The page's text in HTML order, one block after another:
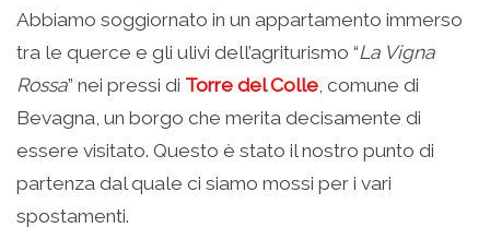
Abbiamo soggiornato in un appartamento immerso
tra le querce e gli ulivi dell’agriturismo “La Vigna
Rossa” nei pressi di Torre del Colle , comune di
Bevagna, un borgo che merita decisamente di
essere visitato. Questo è stato il nostro punto di
partenza dal quale ci siamo mossi per i vari
spostamenti.